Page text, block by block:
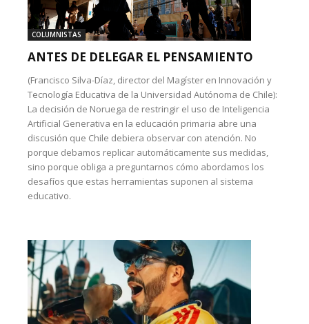
COLUMNISTAS
ANTES DE DELEGAR EL PENSAMIENTO
(Francisco Silva-Díaz, director del Magíster en Innovación y
Tecnología Educativa de la Universidad Autónoma de Chile):
La decisión de Noruega de restringir el uso de Inteligencia
Artificial Generativa en la educación primaria abre una
discusión que Chile debiera observar con atención. No
porque debamos replicar automáticamente sus medidas,
sino porque obliga a preguntarnos cómo abordamos los
desafíos que estas herramientas suponen al sistema
educativo.